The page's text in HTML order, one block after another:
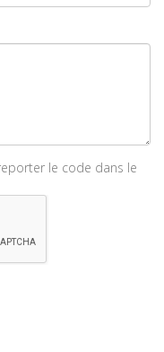
le code dans le